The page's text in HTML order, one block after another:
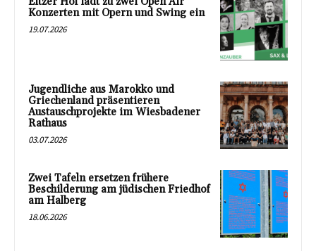
Konzerten mit Opern und Swing ein
19.07.2026
Jugendliche aus Marokko und
Griechenland präsentieren
Austauschprojekte im Wiesbadener
Rathaus
03.07.2026
Zwei Tafeln ersetzen frühere
Beschilderung am jüdischen Friedhof
am Halberg
18.06.2026